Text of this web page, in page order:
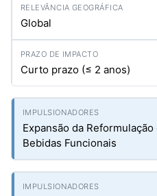
Global
Curto prazo (≤ 2 anos)
Expansão da
Bebidas Funcionais